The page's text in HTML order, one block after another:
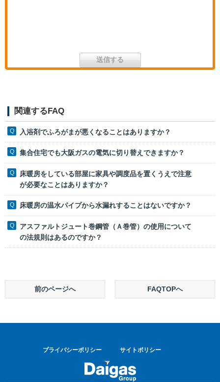
関連するFAQ
入浴剤でふろがまが悪くなることはありますか？
集合住宅でも大阪ガスの電気に切り替えできますか？
床暖房をしている部屋に家具や調度品を置くうえで注意
が必要なことはありますか？
床暖房の温水パイプから水漏れすることはないですか？
アスファルトジュート巻鋼管（Ａ巻管）の使用について
の法規則はあるのですか？
前のページへ FAQTOPへ
プライバシーポリシー サイトポリシー